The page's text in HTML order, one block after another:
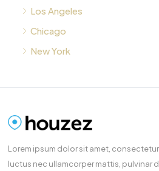
Los Angeles
Chicago
New York
Lorem ipsum dolor sit amet,
luctus nec ullamcorper mattis, pulvinar